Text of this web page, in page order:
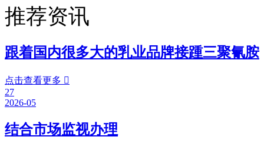
推荐资讯
跟着国内很多大的乳业品牌接踵三聚氰胺
点击查看更多 
27
2026-05
结合市场监视办理